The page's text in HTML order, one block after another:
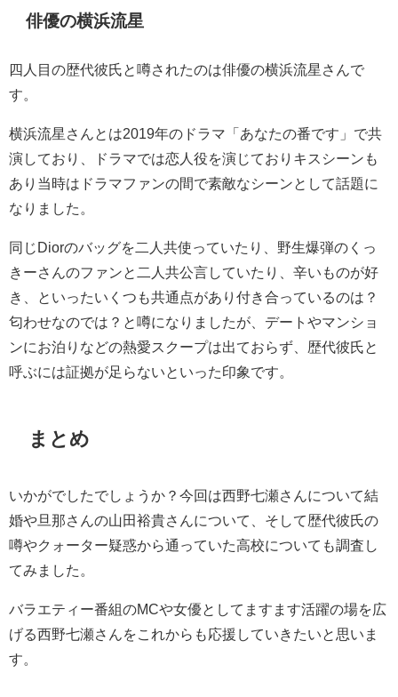
俳優の横浜流星
四人目の歴代彼氏と噂されたのは俳優の横浜流星さんで
す。
横浜流星さんとは2019年のドラマ「あなたの番です」で共
演しており、ドラマでは恋人役を演じておりキスシーンも
あり当時はドラマファンの間で素敵なシーンとして話題に
なりました。
同じDiorのバッグを二人共使っていたり、野生爆弾のくっ
きーさんのファンと二人共公言していたり、辛いものが好
き、といったいくつも共通点があり付き合っているのは？
匂わせなのでは？と噂になりましたが、デートやマンショ
ンにお泊りなどの熱愛スクープは出ておらず、歴代彼氏と
呼ぶには証拠が足らないといった印象です。
まとめ
いかがでしたでしょうか？今回は西野七瀬さんについて結
婚や旦那さんの山田裕貴さんについて、そして歴代彼氏の
噂やクォーター疑惑から通っていた高校についても調査し
てみました。
バラエティー番組のMCや女優としてますます活躍の場を広
げる西野七瀬さんをこれからも応援していきたいと思いま
す。